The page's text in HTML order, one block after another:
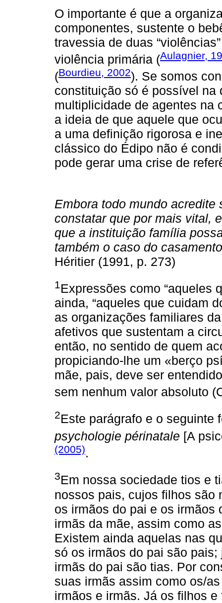
O importante é que a
componentes, sustente o
travessia de duas
violência primária (Aulagnier,
(Bourdieu, 2002). Se somos
constituição só é possível na
multiplicidade de agentes na
a ideia de que aquele que
a uma definição rigorosa e
clássico do Édipo não é
pode gerar uma crise de
Embora todo mundo
constatar que por mais vital,
que a instituição família
também o caso do
Héritier (1991, p. 273)
1 Expressões como “aqueles
ainda, “aqueles que cuidam
as organizações familiares
afetivos que sustentam a
então, no sentido de quem
propiciando-lhe um «berço
mãe, pais, deve ser
sem nenhum valor absoluto
2Este parágrafo e o
psychologie périnatale [A
(2005).
3Em nossa sociedade tios e
nossos pais, cujos filhos são
os irmãos do pai e os irmãos
irmãs da mãe, assim como
Existem ainda aquelas nas
só os irmãos do pai são
irmãs do pai são tias. Por
suas irmãs assim como os/
irmãos e irmãs. Já os filhos